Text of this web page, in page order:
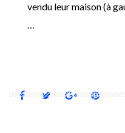
vendu leur maison (à
…